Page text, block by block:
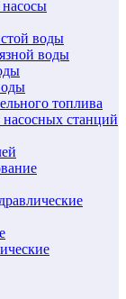
воды
воды
топлива
насосных станций